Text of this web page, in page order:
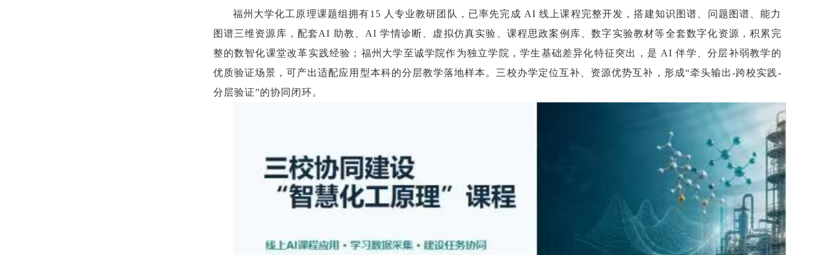
福州大学化工原理课题组拥有15 人专业教研团队，已率先完成 AI 线上课程完整开发，搭建知识图谱、问题图谱、能力
图谱三维资源库，配套AI 助教、AI 学情诊断、虚拟仿真实验、课程思政案例库、数字实验教材等全套数字化资源，积累完
整的数智化课堂改革实践经验；福州大学至诚学院作为独立学院，学生基础差异化特征突出，是 AI 伴学、分层补弱教学的
优质验证场景，可产出适配应用型本科的分层教学落地样本。三校办学定位互补、资源优势互补，形成“牵头输出-跨校实践-
分层验证”的协同闭环。